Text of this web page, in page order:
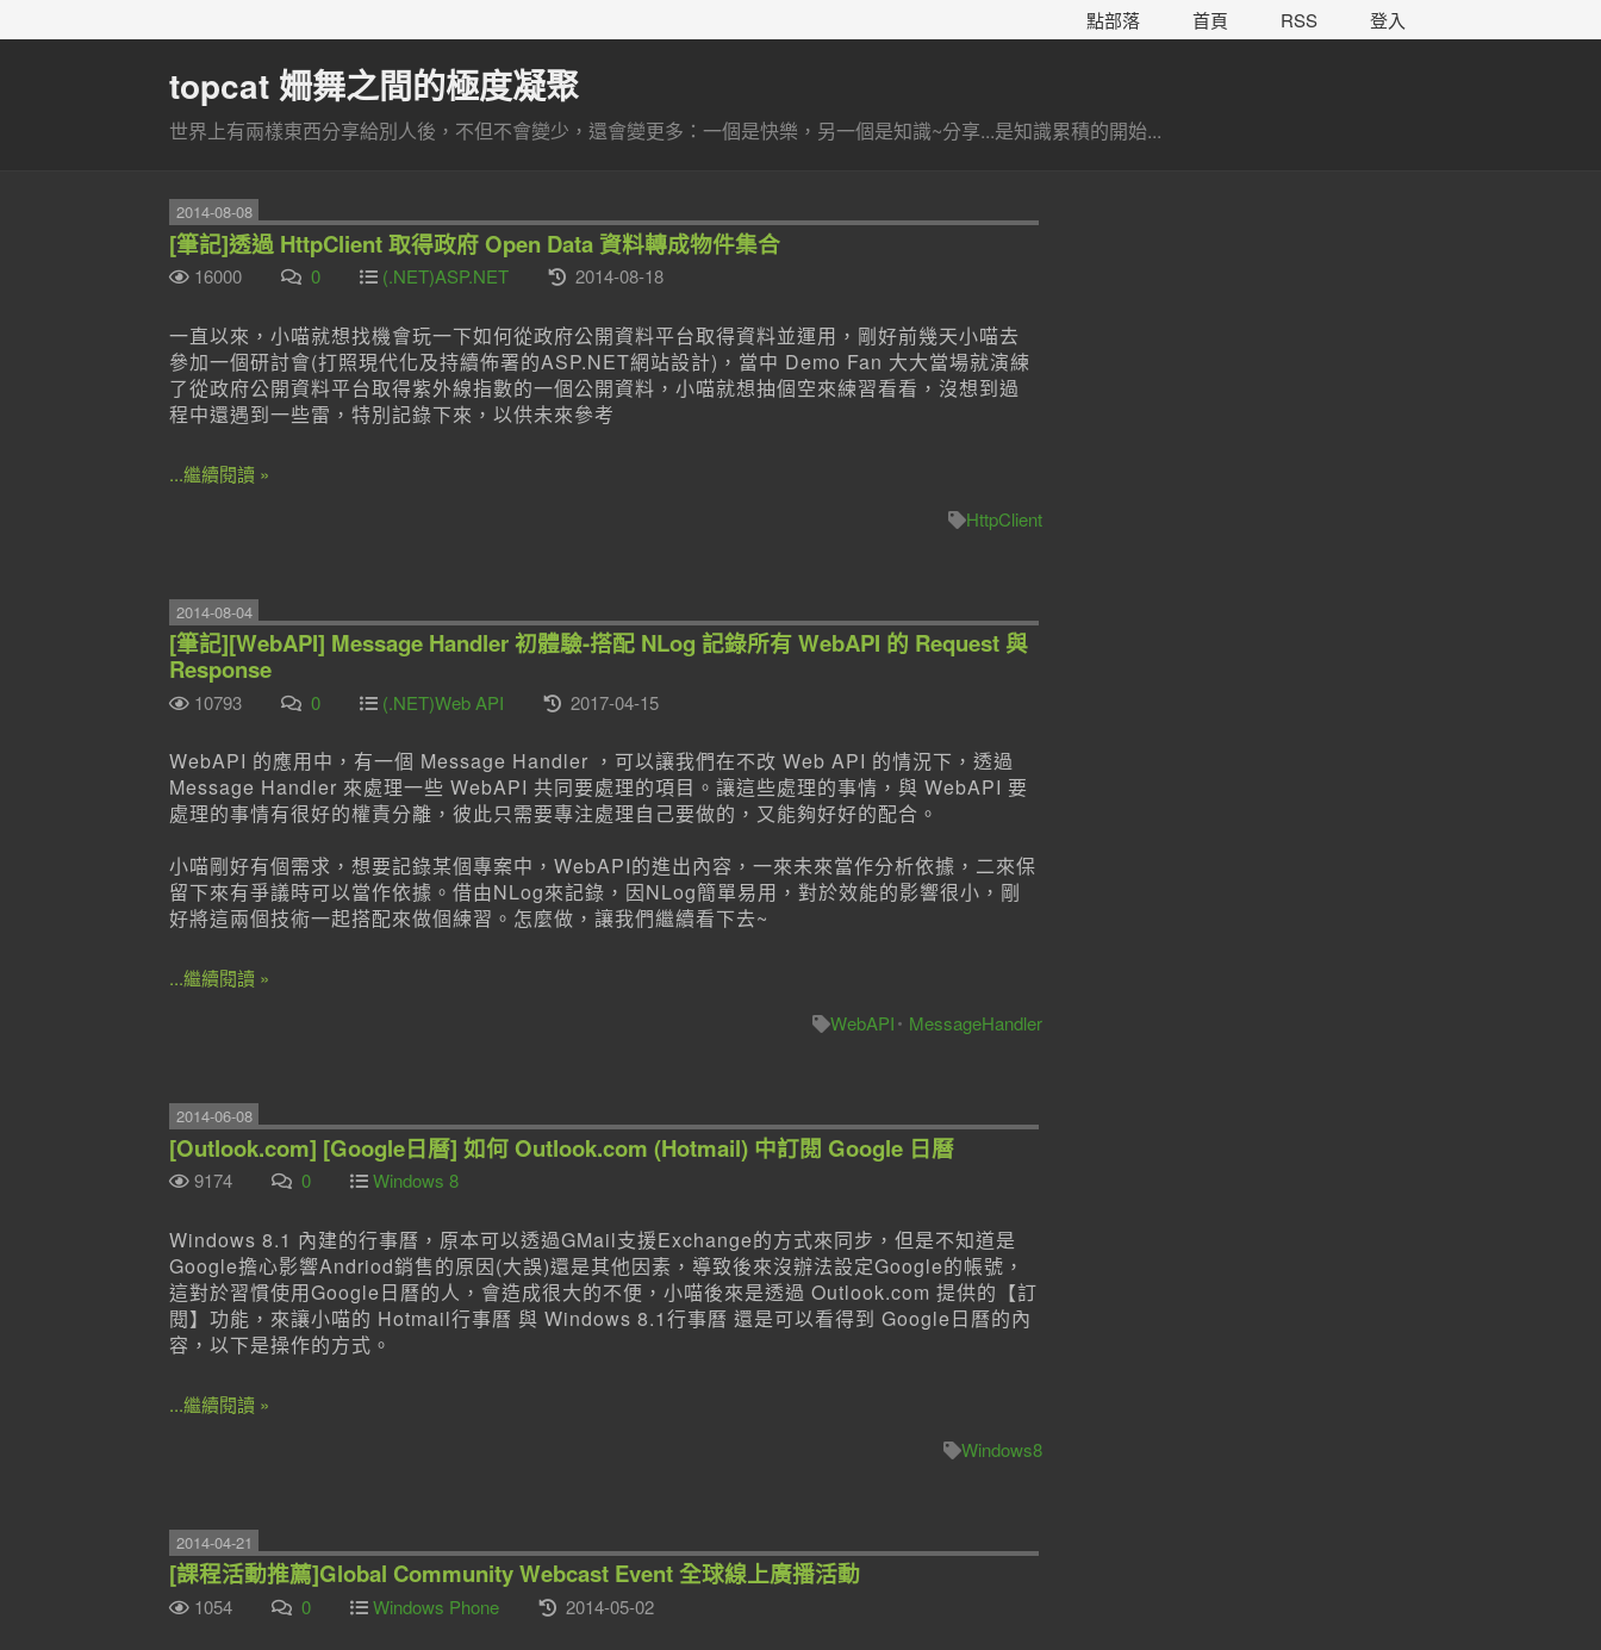
點部落 首頁 RSS 登入
topcat 姍舞之間的極度凝聚
世界上有兩樣東西分享給別人後，不但不會變少，還會變更多：一個是快樂，另一個是知識~分享...是知識累積的開始...
2014-08-08
[筆記]透過 HttpClient 取得政府 Open Data 資料轉成物件集合
16000 0 (.NET)ASP.NET 2014-08-18
一直以來，小喵就想找機會玩一下如何從政府公開資料平台取得資料並運用，剛好前幾天小喵去
參加一個研討會(打照現代化及持續佈署的ASP.NET網站設計)，當中 Demo Fan 大大當場就演練
了從政府公開資料平台取得紫外線指數的一個公開資料，小喵就想抽個空來練習看看，沒想到過
程中還遇到一些雷，特別記錄下來，以供未來參考
...繼續閱讀 »
HttpClient
2014-08-04
[筆記][WebAPI] Message Handler 初體驗-搭配 NLog 記錄所有 WebAPI 的 Request 與
Response
10793 0 (.NET)Web API 2017-04-15
WebAPI 的應用中，有一個 Message Handler ，可以讓我們在不改 Web API 的情況下，透過
Message Handler 來處理一些 WebAPI 共同要處理的項目。讓這些處理的事情，與 WebAPI 要
處理的事情有很好的權責分離，彼此只需要專注處理自己要做的，又能夠好好的配合。
小喵剛好有個需求，想要記錄某個專案中，WebAPI的進出內容，一來未來當作分析依據，二來保
留下來有爭議時可以當作依據。借由NLog來記錄，因NLog簡單易用，對於效能的影響很小，剛
好將這兩個技術一起搭配來做個練習。怎麼做，讓我們繼續看下去~
...繼續閱讀 »
WebAPI
MessageHandler
2014-06-08
[Outlook.com] [Google日曆] 如何 Outlook.com (Hotmail) 中訂閱 Google 日曆
9174 0 Windows 8
Windows 8.1 內建的行事曆，原本可以透過GMail支援Exchange的方式來同步，但是不知道是
Google擔心影響Andriod銷售的原因(大誤)還是其他因素，導致後來沒辦法設定Google的帳號，
這對於習慣使用Google日曆的人，會造成很大的不便，小喵後來是透過 Outlook.com 提供的【訂
閱】功能，來讓小喵的 Hotmail行事曆 與 Windows 8.1行事曆 還是可以看得到 Google日曆的內
容，以下是操作的方式。
...繼續閱讀 »
Windows8
2014-04-21
[課程活動推薦]Global Community Webcast Event 全球線上廣播活動
1054 0 Windows Phone 2014-05-02